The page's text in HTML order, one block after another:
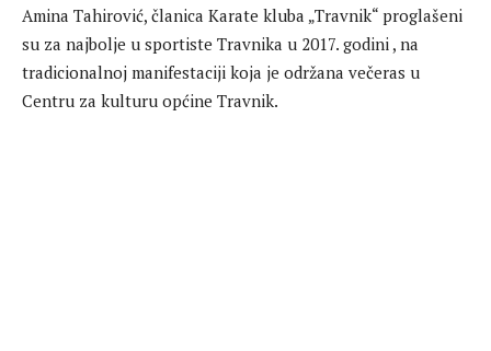
Amina Tahirović, članica Karate kluba „Travnik“ proglašeni
su za najbolje u sportiste Travnika u 2017. godini , na
tradicionalnoj manifestaciji koja je održana večeras u
Centru za kulturu općine Travnik.